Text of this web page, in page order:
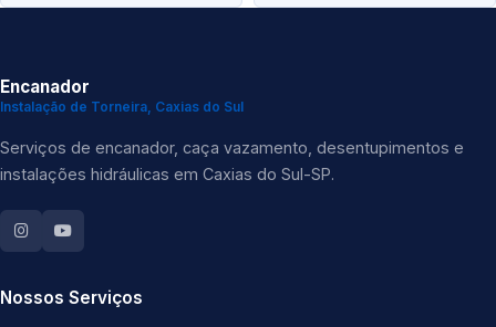
Encanador
Instalação de Torneira, Caxias do Sul
Serviços de encanador, caça vazamento, desentupimentos e
instalações hidráulicas em Caxias do Sul-SP.
Nossos Serviços